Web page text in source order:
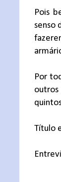
Pois
senso
Por
outros
Título